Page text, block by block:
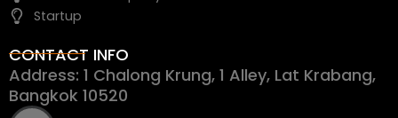
k
Startup
CONTACT INFO
Address: 1 Chalong Krung, 1 Alley, Lat Krabang,
Bangkok 10520